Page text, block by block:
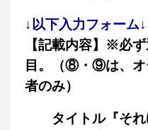
↓以下入力フォーム↓
【記載内容】※必
目。（⑧・⑨は、オ
者のみ）
タイトル『それ